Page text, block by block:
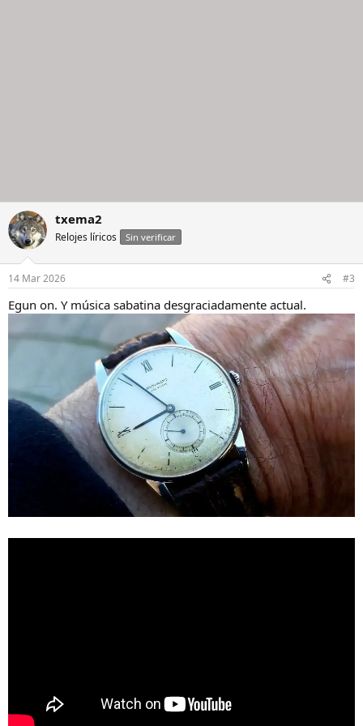
txema2
Relojes líricos Sin verificar
14 Mar 2026 #3
Egun on. Y música sabatina desgraciadamente actual.